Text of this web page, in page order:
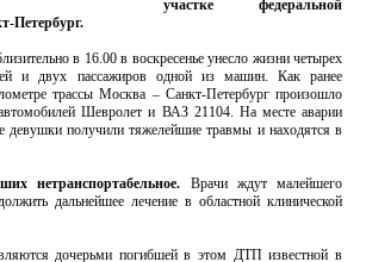
участке федеральной
Петербург.
в 16.00 в воскресенье унесло жизни четырех
и двух пассажиров одной из машин. Как ранее
трассы Москва – Санкт-Петербург произошло
Шевролет и ВАЗ 21104. На месте аварии
девушки получили тяжелейшие травмы и находятся в
нетранспортабельное. Врачи ждут малейшего
дальнейшее лечение в областной клинической
дочерьми погибшей в этом ДТП известной в